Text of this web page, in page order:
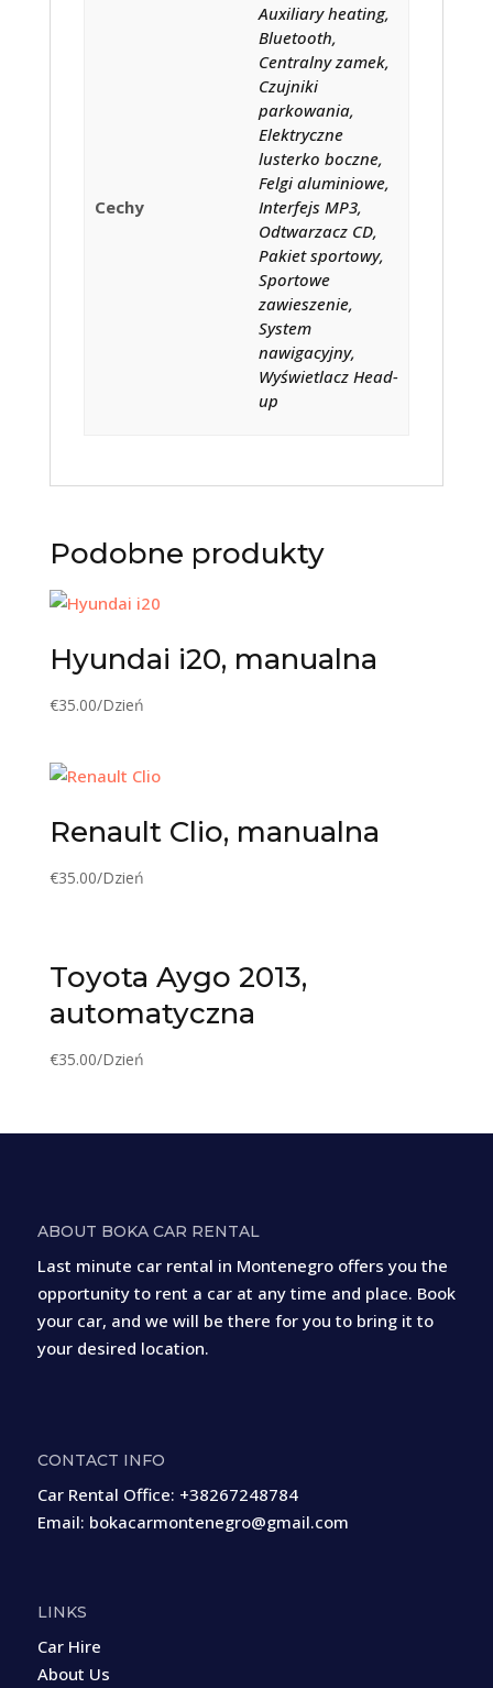
Cechy
Auxiliary heating,
Bluetooth,
Centralny zamek,
Czujniki
parkowania,
Elektryczne
lusterko boczne,
Felgi aluminiowe,
Interfejs MP3,
Odtwarzacz CD,
Pakiet sportowy,
Sportowe
zawieszenie,
System
nawigacyjny,
Wyświetlacz Head-
up
Podobne produkty
Hyundai i20, manualna
€35.00/Dzień
Renault Clio, manualna
€35.00/Dzień
Toyota Aygo 2013,
automatyczna
€35.00/Dzień
ABOUT BOKA CAR RENTAL
Last minute car rental in Montenegro offers you the
opportunity to rent a car at any time and place. Book
your car, and we will be there for you to bring it to
your desired location.
CONTACT INFO
Car Rental Office: +38267248784
Email: bokacarmontenegro@gmail.com
LINKS
Car Hire
About Us